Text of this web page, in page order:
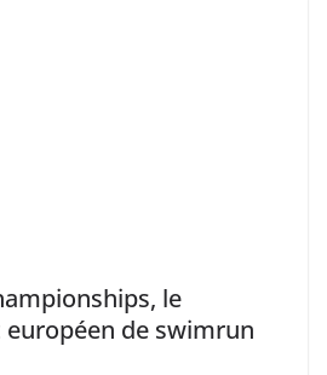
le
de swimrun